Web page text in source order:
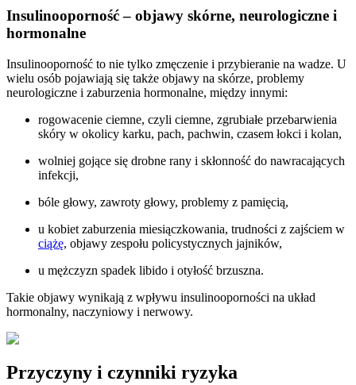
Insulinooporność – objawy skórne, neurologiczne i
hormonalne
Insulinooporność to nie tylko zmęczenie i przybieranie na wadze. U
wielu osób pojawiają się także objawy na skórze, problemy
neurologiczne i zaburzenia hormonalne, między innymi:
rogowacenie ciemne, czyli ciemne, zgrubiałe przebarwienia
skóry w okolicy karku, pach, pachwin, czasem łokci i kolan,
wolniej gojące się drobne rany i skłonność do nawracających
infekcji,
bóle głowy, zawroty głowy, problemy z pamięcią,
u kobiet zaburzenia miesiączkowania, trudności z zajściem w
ciążę, objawy zespołu policystycznych jajników,
u mężczyzn spadek libido i otyłość brzuszna.
Takie objawy wynikają z wpływu insulinooporności na układ
hormonalny, naczyniowy i nerwowy.
Przyczyny i czynniki ryzyka